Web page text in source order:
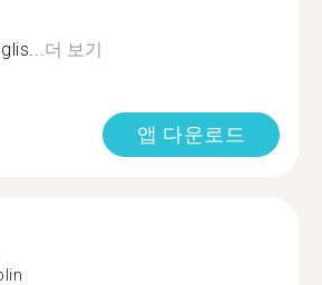
더 보기
앱 다운로드